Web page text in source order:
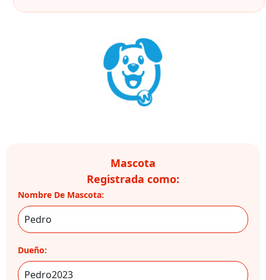
Mascota
Registrada como:
Nombre De Mascota:
Dueño: